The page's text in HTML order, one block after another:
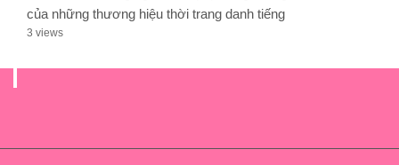
của những thương hiệu thời trang danh tiếng
3 views